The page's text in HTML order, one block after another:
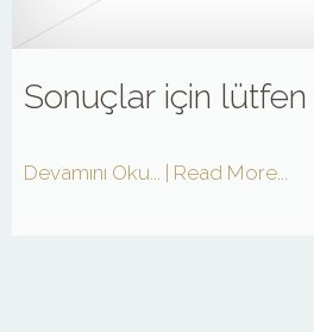
Sonuçlar için lütfen
Devamını Oku... | Read More...